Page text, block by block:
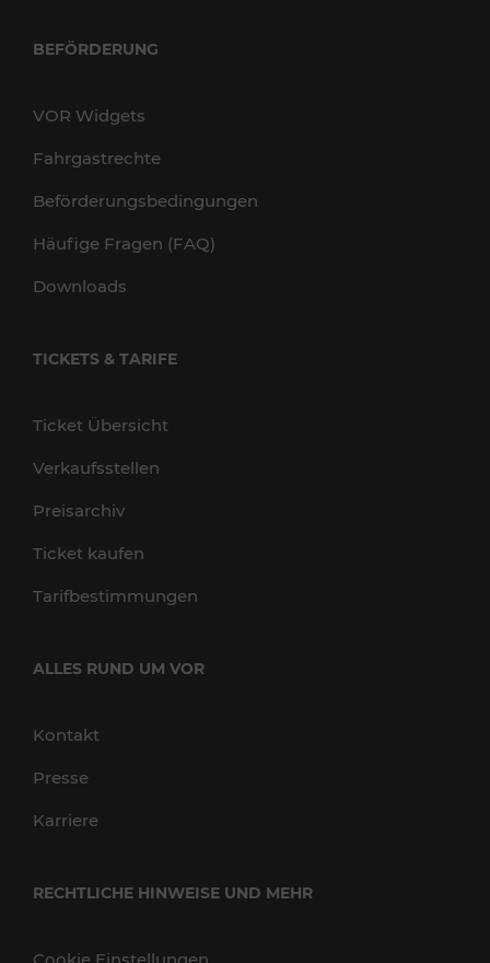
BEFÖRDERUNG
VOR Widgets
Fahrgastrechte
Beförderungsbedingungen
Häufige Fragen (FAQ)
Downloads
TICKETS & TARIFE
Ticket Übersicht
Verkaufsstellen
Preisarchiv
Ticket kaufen
Tarifbestimmungen
ALLES RUND UM VOR
Kontakt
Presse
Karriere
RECHTLICHE HINWEISE UND MEHR